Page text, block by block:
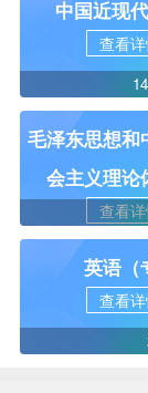
中国近现
查看
毛泽东思想和
会主义理论
查看
英语（
查看